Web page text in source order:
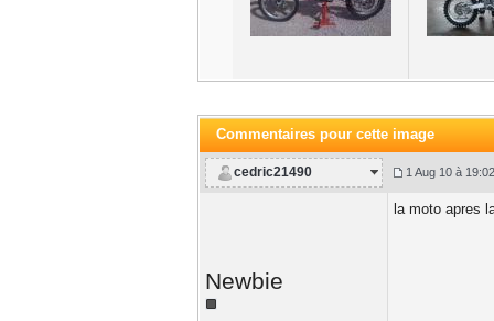
Commentaires pour cette image
cedric21490 1 Aug 10 à
Newbie
la moto apres